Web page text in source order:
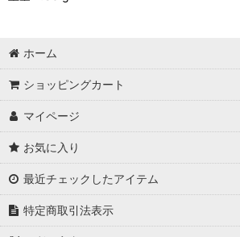
ホーム
ショッピングカート
マイページ
お気に入り
最近チェックしたアイテム
特定商取引法表示